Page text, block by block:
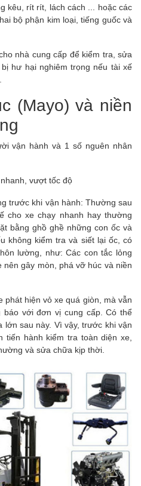
kêu, rít rít, lách cách ... hoặc các
bộ phận kim loại, tiếng guốc và
nhà cung cấp để kiểm tra, sửa
hư hại nghiêm trọng nếu tài xế
(Mayo) và niền
vận hành và 1 số nguên nhân
vượt tốc độ
trước khi vận hành: Thường sau
cho xe chạy nhanh hay thường
bằng ghồ ghề những con ốc và
không kiểm tra và siết lại ốc, có
lường, như: Các con tắc lỏng
gây mòn, phá vỡ húc và niền
hiện vỏ xe quá giòn, mà vẫn
với đơn vị cung cấp. Có thể
sau này. Vì vậy, trước khi vận
tiến hành kiểm tra toàn diện xe,
và sửa chữa kịp thời.